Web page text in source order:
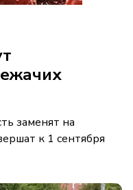
заменят на
к 1 сентября